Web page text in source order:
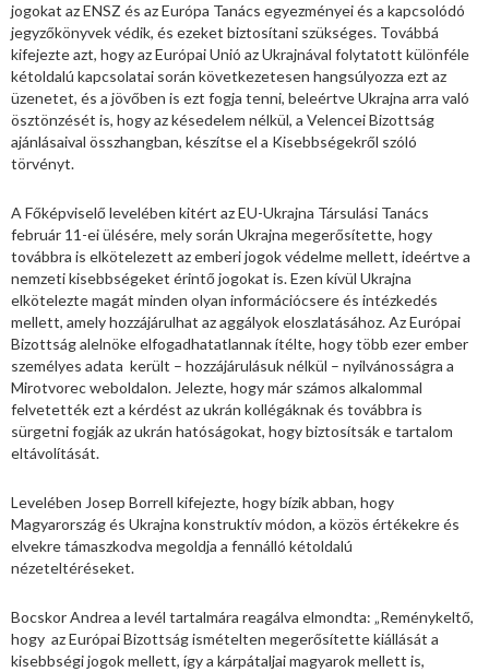
jogokat az ENSZ és az Európa Tanács egyezményei és a kapcsolódó
jegyzőkönyvek védik, és ezeket biztosítani szükséges. Továbbá
kifejezte azt, hogy az Európai Unió az Ukrajnával folytatott különféle
kétoldalú kapcsolatai során következetesen hangsúlyozza ezt az
üzenetet, és a jövőben is ezt fogja tenni, beleértve Ukrajna arra való
ösztönzését is, hogy az késedelem nélkül, a Velencei Bizottság
ajánlásaival összhangban, készítse el a Kisebbségekről szóló
törvényt.
A Főképviselő levelében kitért az EU-Ukrajna Társulási Tanács
február 11-ei ülésére, mely során Ukrajna megerősítette, hogy
továbbra is elkötelezett az emberi jogok védelme mellett, ideértve a
nemzeti kisebbségeket érintő jogokat is. Ezen kívül Ukrajna
elkötelezte magát minden olyan információcsere és intézkedés
mellett, amely hozzájárulhat az aggályok eloszlatásához. Az Európai
Bizottság alelnöke elfogadhatatlannak ítélte, hogy több ezer ember
személyes adata került – hozzájárulásuk nélkül – nyilvánosságra a
Mirotvorec weboldalon. Jelezte, hogy már számos alkalommal
felvetették ezt a kérdést az ukrán kollégáknak és továbbra is
sürgetni fogják az ukrán hatóságokat, hogy biztosítsák e tartalom
eltávolítását.
Levelében Josep Borrell kifejezte, hogy bízik abban, hogy
Magyarország és Ukrajna konstruktív módon, a közös értékekre és
elvekre támaszkodva megoldja a fennálló kétoldalú
nézeteltéréseket.
Bocskor Andrea a levél tartalmára reagálva elmondta: „Reménykeltő,
hogy az Európai Bizottság ismételten megerősítette kiállását a
kisebbségi jogok mellett, így a kárpátaljai magyarok mellett is,